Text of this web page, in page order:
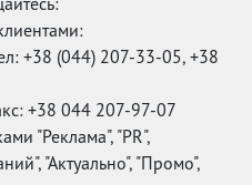
+38 (044) 207-33-05, +38
+38 044 207-97-07
"Реклама", "PR",
"Актуально", "Промо",